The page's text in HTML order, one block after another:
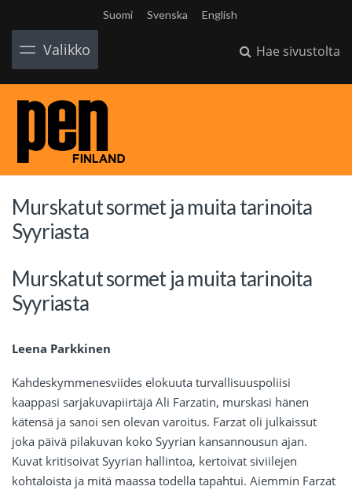
Suomi Svenska English
Valikko Hae sivustolta
Murskatut sormet ja muita tarinoita
Syyriasta
Murskatut sormet ja muita tarinoita
Syyriasta
Leena Parkkinen
Kahdeskymmenesviides elokuuta turvallisuuspoliisi
kaappasi sarjakuvapiirtäjä Ali Farzatin, murskasi hänen
kätensä ja sanoi sen olevan varoitus. Farzat oli julkaissut
joka päivä pilakuvan koko Syyrian kansannousun ajan.
Kuvat kritisoivat Syyrian hallintoa, kertoivat siviilejen
kohtaloista ja mitä maassa todella tapahtui. Aiemmin Farzat